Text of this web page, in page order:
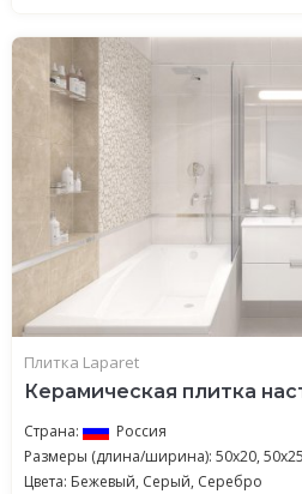
Плитка Laparet
Керамическая плитка
Страна:
Россия
Размеры (длина/ширина): 50x20,
Цвета: Бежевый, Серый, Серебро